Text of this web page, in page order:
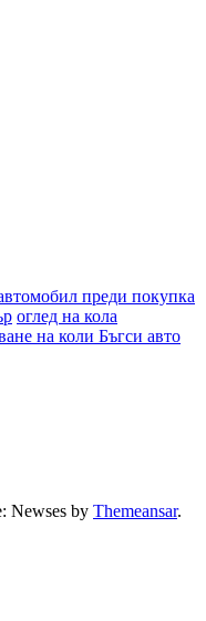
преди покупка
оглед на кола
на коли Бъгси авто
Newses by Themeansar.